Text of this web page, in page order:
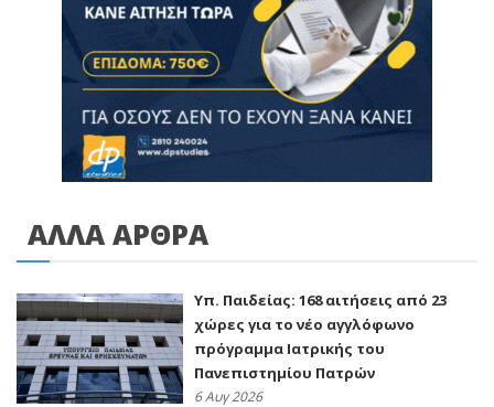
ΑΛΛΑ ΑΡΘΡΑ
Υπ. Παιδείας: 168 αιτήσεις από 23
χώρες για το νέο αγγλόφωνο
πρόγραμμα Ιατρικής του
Πανεπιστημίου Πατρών
6 Αυγ 2026